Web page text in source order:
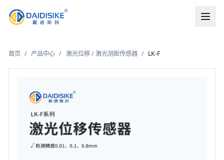
首页 / 产品中心 / 激光位移 / 激光测距传感器 / LK-F